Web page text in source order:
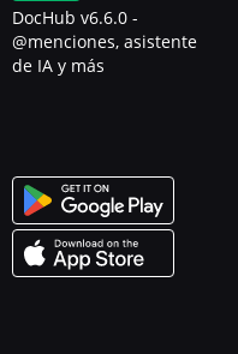
DocHub v6.6.0 -
@menciones, asistente
de IA y más